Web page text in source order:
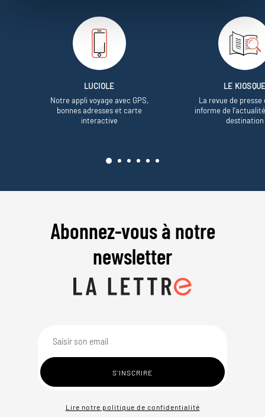
LUCIOLE
Notre appli voyage avec GPS,
bonnes adresses et carte
interactive
LE
La revue de presse
informe de
destination
Abonnez-vous à notre
newsletter
Lire notre politique de confidentialité